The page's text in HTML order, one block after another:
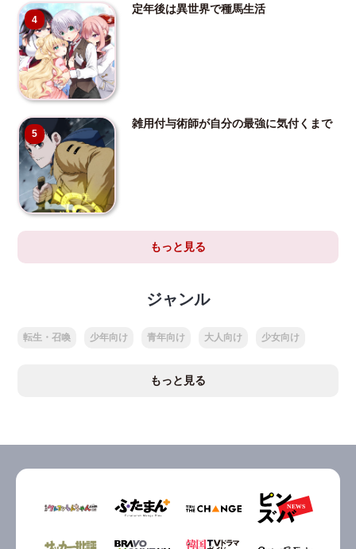
4
定年後は異世界で種馬生活
5
雑用付与術師が自分の最強に気付くまで
もっと見る
ジャンル
転生・召喚 少年向け 青年向け 大人向け 少女向け
もっと見る